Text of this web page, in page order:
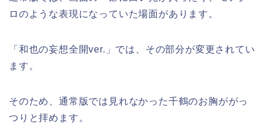
ロのような表現になっていた場面があります。
「和也の妄想全開ver.」では、その部分が変更されてい
ます。
そのため、通常版では見れなかった千鶴のお胸ががっ
つりと拝めます。